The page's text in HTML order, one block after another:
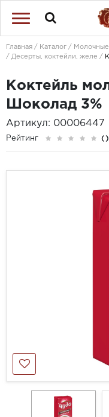
Главная Каталог Молочные
Десерты, коктейли, желе
Коктейль
Шоколад 3%
Артикул: 00006447
Рейтинг ()